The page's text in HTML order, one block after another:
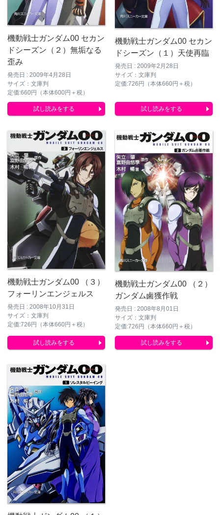
機動戦士ガンダム00 セカン
ドシーズン（２）無垢なる
歪み
発売日 : 2009年4月28日
サイズ：文庫判
定価:660円（本体600円＋税）
試し読みをする
機動戦士ガンダム00 セカン
ドシーズン（１）天使再臨
発売日 : 2009年2月28日
サイズ：文庫判
定価:726円（本体660円＋税）
試し読みをする
機動戦士ガンダム00 （３）
フォーリンエンジェルス
発売日 : 2008年10月31日
サイズ：文庫判
定価:726円（本体660円＋税）
試し読みをする
機動戦士ガンダム00 （２）
ガンダム鹵獲作戦
発売日 : 2008年8月01日
サイズ：文庫判
定価:726円（本体660円＋税）
試し読みをする